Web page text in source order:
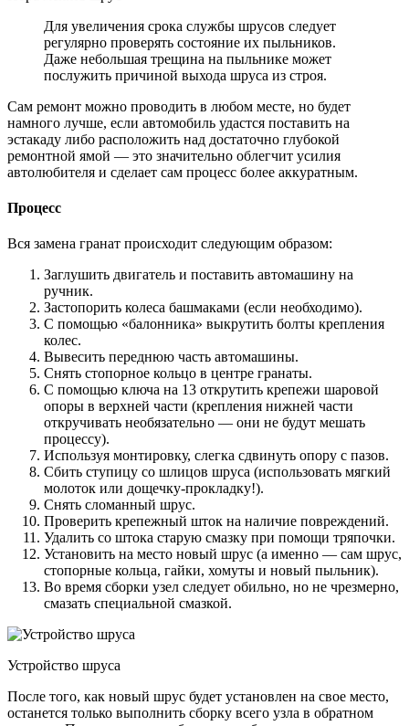
Для увеличения срока службы шрусов следует
регулярно проверять состояние их пыльников.
Даже небольшая трещина на пыльнике может
послужить причиной выхода шруса из строя.
Сам ремонт можно проводить в любом месте, но будет
намного лучше, если автомобиль удастся поставить на
эстакаду либо расположить над достаточно глубокой
ремонтной ямой — это значительно облегчит усилия
автолюбителя и сделает сам процесс более аккуратным.
Процесс
Вся замена гранат происходит следующим образом:
Заглушить двигатель и поставить автомашину на
ручник.
Застопорить колеса башмаками (если необходимо).
С помощью «балонника» выкрутить болты крепления
колес.
Вывесить переднюю часть автомашины.
Снять стопорное кольцо в центре гранаты.
С помощью ключа на 13 открутить крепежи шаровой
опоры в верхней части (крепления нижней части
откручивать необязательно — они не будут мешать
процессу).
Используя монтировку, слегка сдвинуть опору с пазов.
Сбить ступицу со шлицов шруса (использовать мягкий
молоток или дощечку-прокладку!).
Снять сломанный шрус.
Проверить крепежный шток на наличие повреждений.
Удалить со штока старую смазку при помощи тряпочки.
Установить на место новый шрус (а именно — сам шрус,
стопорные кольца, гайки, хомуты и новый пыльник).
Во время сборки узел следует обильно, но не чрезмерно,
смазать специальной смазкой.
Устройство шруса
После того, как новый шрус будет установлен на свое место,
останется только выполнить сборку всего узла в обратном